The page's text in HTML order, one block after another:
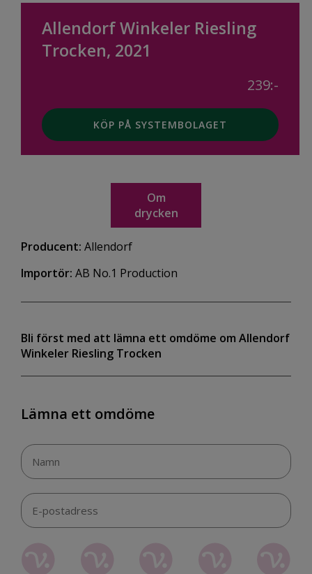
Allendorf Winkeler Riesling
Trocken, 2021
239:-
KÖP PÅ SYSTEMBOLAGET
Om
drycken
Producent: Allendorf
Importör: AB No.1 Production
Bli först med att lämna ett omdöme om Allendorf
Winkeler Riesling Trocken
Lämna ett omdöme